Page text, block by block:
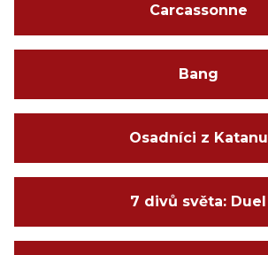
Carcassonne
Bang
Osadníci z Katanu
7 divů světa: Duel